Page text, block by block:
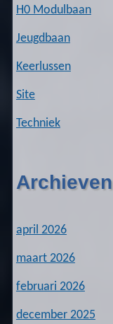
H0 Modulbaan
Jeugdbaan
Keerlussen
Site
Techniek
Archieven
april 2026
maart 2026
februari 2026
december 2025